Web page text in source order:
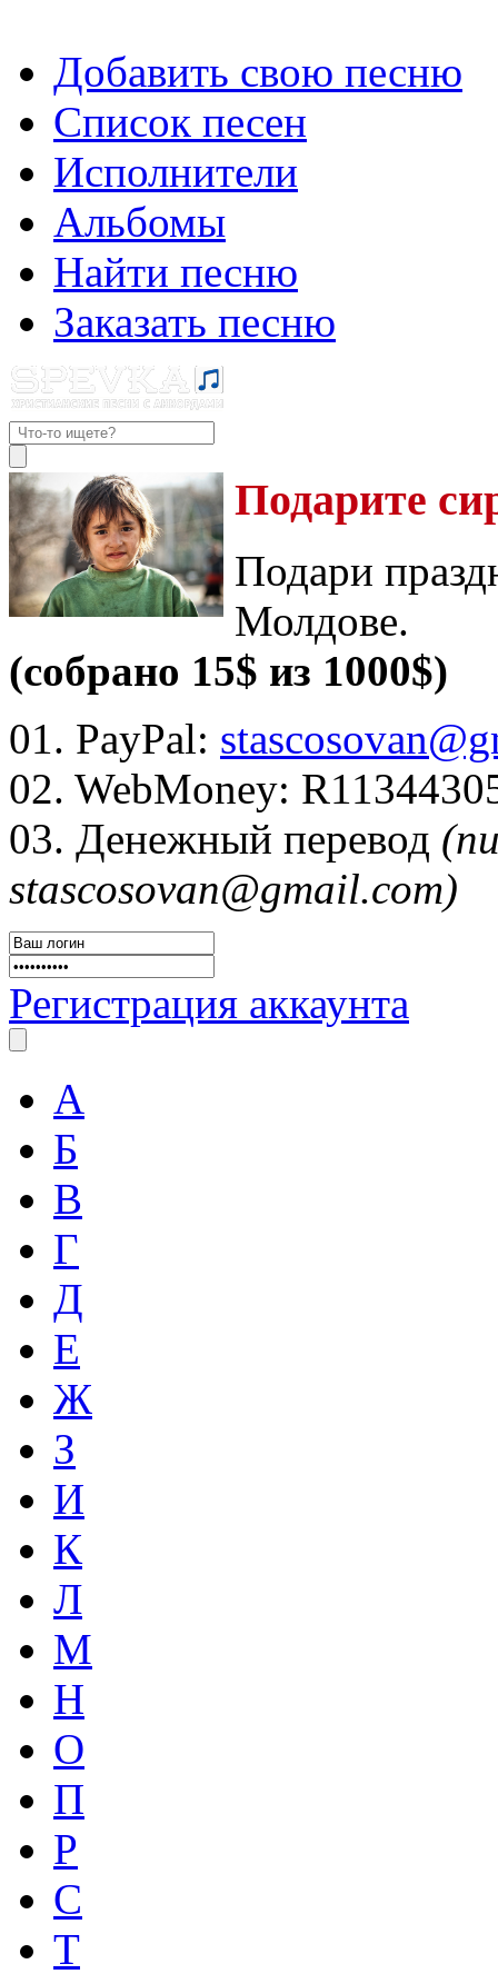
Добавить свою песню
Список песен
Исполнители
Альбомы
Найти песню
Заказать песню
Подарите
Подари
Молдове.
(собрано 15$ из 1000$)
01. PayPal:
02. WebMoney:
03. Денежный перевод
stascosovan@gmail.com)
Регистрация аккаунта
А
Б
В
Г
Д
Е
Ж
З
И
К
Л
М
Н
О
П
Р
С
Т